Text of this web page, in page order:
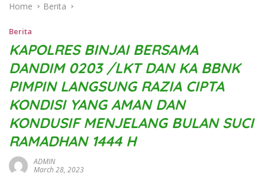
Home Berita
Berita
KAPOLRES BINJAI BERSAMA
DANDIM 0203 /LKT DAN KA BBNK
PIMPIN LANGSUNG RAZIA CIPTA
KONDISI YANG AMAN DAN
KONDUSIF MENJELANG BULAN SUCI
RAMADHAN 1444 H
ADMIN
March 28, 2023